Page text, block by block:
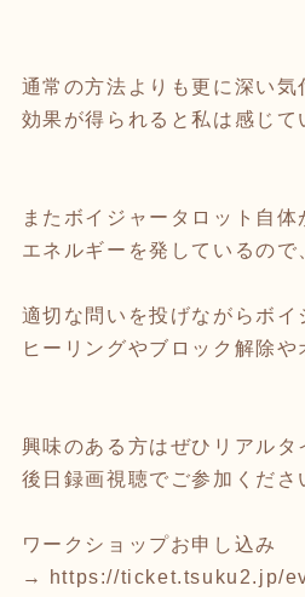
通常の方法よりも更に深い気
効果が得られると私は感じて
またボイジャータロット自体
エネルギーを発しているので
適切な問いを投げながらボイ
ヒーリングやブロック解除や
興味のある方はぜひリアル
後日録画視聴でご参加くだ
ワークショップお申し込み
→
https://ticket.tsuku2.jp/